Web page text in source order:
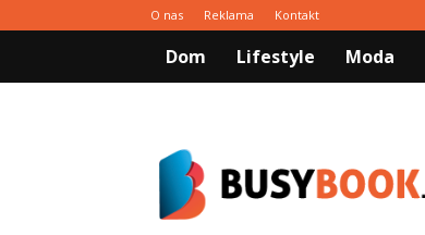
O nas Reklama Kontakt
Dom Lifestyle Moda